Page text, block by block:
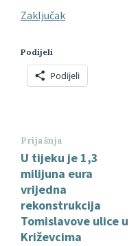
Zaključak
Podijeli
Podijeli
Prijašnja
U tijeku je 1,3
milijuna eura
vrijedna
rekonstrukcija
Tomislavove ulice u
Križevcima